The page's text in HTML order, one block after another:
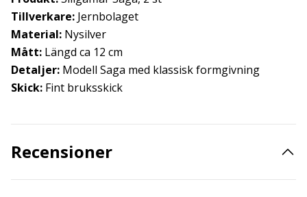
Tillverkare: Jernbolaget
Material: Nysilver
Mått: Längd ca 12 cm
Detaljer: Modell Saga med klassisk formgivning
Skick: Fint bruksskick
Recensioner